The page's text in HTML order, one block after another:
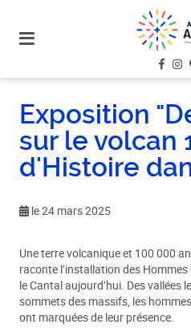
site
menu
aller au
contenu
Exposition
sur le volcan
d'Histoire
le 24 mars 2025
Une terre volcanique et 100 000
raconte l’installation des
le Cantal aujourd’hui. Des vallées
sommets des massifs, les
ont marquées de leur présence.